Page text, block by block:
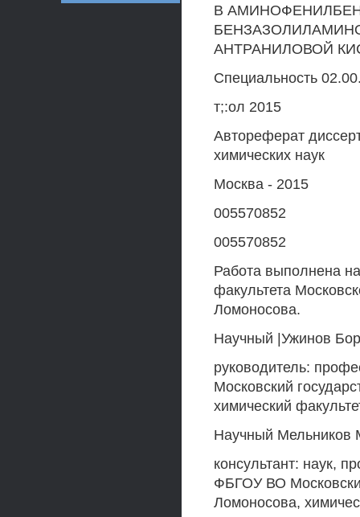
В
АНТРАНИЛОВОЙ
Специальность
т;:ол 2015
Автореферат
химических наук
Москва - 2015
005570852
005570852
Работа выполнена
факультета
Ломоносова.
Научный |Ужинов
руководитель:
Московский
химический
Научный Мельников
консультант: наук,
ФБГОУ ВО
Ломоносова,